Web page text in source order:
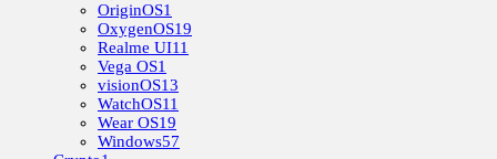
OriginOS1
OxygenOS19
Realme UI11
Vega OS1
visionOS13
WatchOS11
Wear OS19
Windows57